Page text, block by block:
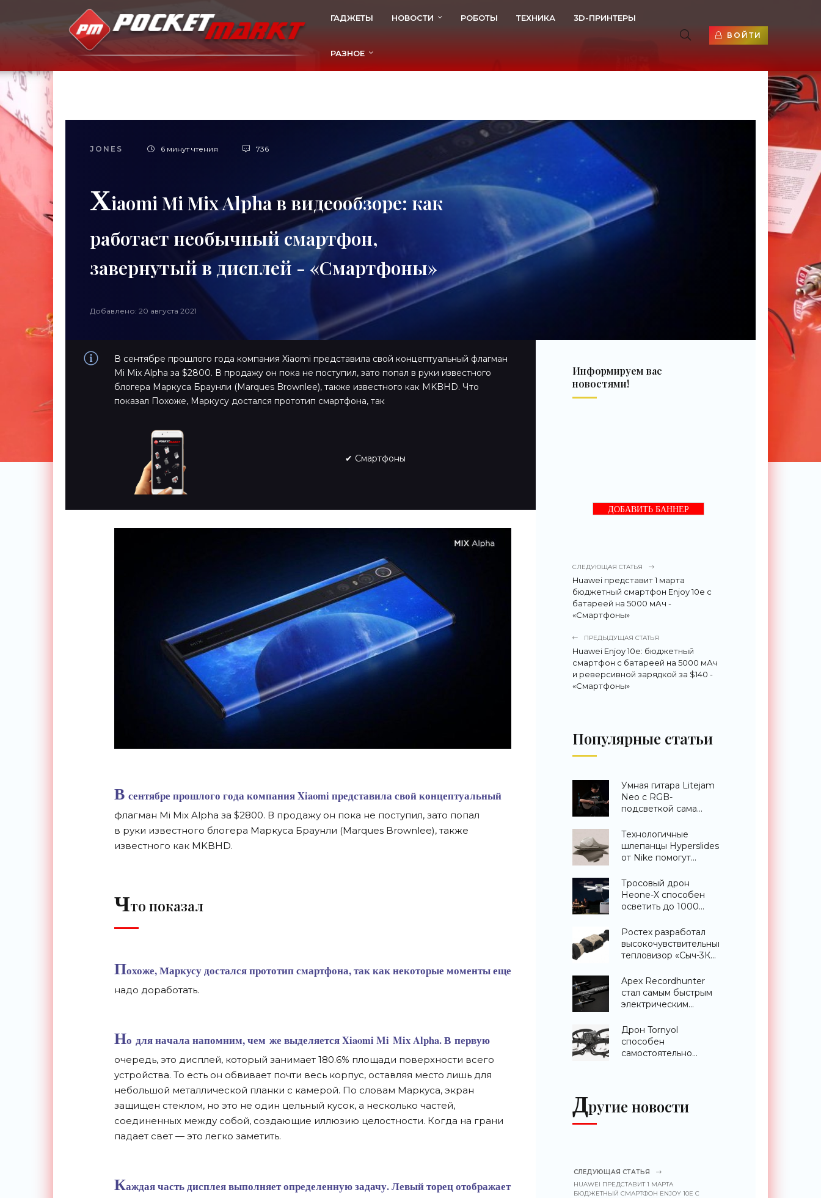
ГАДЖЕТЫ НОВОСТИ РОБОТЫ ТЕХНИКА 3D-ПРИНТЕРЫ
РАЗНОЕ
ВОЙТИ
JONES 6 минут чтения 736
Xiaomi Mi Mix Alpha в видеообзоре: как
работает необычный смартфон,
завернутый в дисплей - «Смартфоны»
Добавлено: 20 августа 2021
В сентябре прошлого года компания Xiaomi представила свой концептуальный флагман
Mi Mix Alpha за $2800. В продажу он пока не поступил, зато попал в руки известного
блогера Маркуса Браунли (Marques Brownlee), также известного как MKBHD. Что
показал Похоже, Маркусу достался прототип смартфона, так
✔ Смартфоны
В сентябре прошлого года компания Xiaomi представила свой концептуальный
флагман Mi Mix Alpha за $2800. В продажу он пока не поступил, зато попал
в руки известного блогера Маркуса Браунли (Marques Brownlee), также
известного как MKBHD.
Что показал
Похоже, Маркусу достался прототип смартфона, так как некоторые моменты еще
надо доработать.
Но для начала напомним, чем же выделяется Xiaomi Mi Mix Alpha. В первую
очередь, это дисплей, который занимает 180.6% площади поверхности всего
устройства. То есть он обвивает почти весь корпус, оставляя место лишь для
небольшой металлической планки с камерой. По словам Маркуса, экран
защищен стеклом, но это не один цельный кусок, а несколько частей,
соединенных между собой, создающие иллюзию целостности. Когда на грани
падает свет —это легко заметить.
Каждая часть дисплея выполняет определенную задачу. Левый торец отображает
Информируем вас
новостями!
ДОБАВИТЬ БАННЕР
СЛЕДУЮЩАЯ СТАТЬЯ
Huawei представит 1 марта
бюджетный смартфон Enjoy 10e с
батареей на 5000 мАч -
«Смартфоны»
ПРЕДЫДУЩАЯ СТАТЬЯ
Huawei Enjoy 10e: бюджетный
смартфон с батареей на 5000 мАч
и реверсивной зарядкой за $140 -
«Смартфоны»
Популярные статьи
Умная гитара Litejam
Neo с RGB-
подсветкой сама
«Гаджеты»
Технологичные
шлепанцы Hyperslides
от Nike помогут
ноги после
тренировки -
«Гаджеты»
Тросовый дрон
Heone-X способен
осветить до 1000
земли -
«Беспилотники»
Ростех разработал
высокочувствительный
тепловизор «Сыч-3К»
распознавания до 2
км - «Гаджеты»
Apex Recordhunter
стал самым быстрым
электрическим
«Беспилотники»
Дрон Tornyol
способен
самостоятельно
Другие новости
СЛЕДУЮЩАЯ СТАТЬЯ
HUAWEI ПРЕДСТАВИТ 1 МАРТА
БЮДЖЕТНЫЙ СМАРТФОН ENJOY 10E С